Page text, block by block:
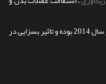
مکمل A Bomb مگنوم بهترین ریکاوری و عضله ساز سال 2014 بوده و تاثیر بسزایی در